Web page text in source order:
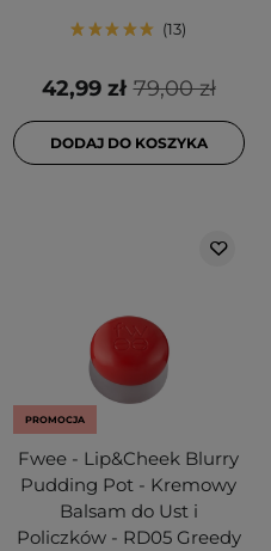
13
79,00 zł
42,99 zł
DODAJ DO KOSZYKA
PROMOCJA
Fwee - Lip&Cheek Blurry
Pudding Pot - Kremowy
Balsam do Ust i
Policzków - RD05 Greedy